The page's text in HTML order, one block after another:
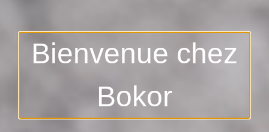
Bienvenue chez
Bokor